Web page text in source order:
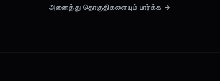
அனைத்து தொகுதிகளையும் பார்க்க →